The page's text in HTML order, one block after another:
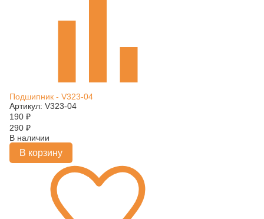
Подшипник - V323-04
Артикул: V323-04
190 ₽
290 ₽
В наличии
В корзину